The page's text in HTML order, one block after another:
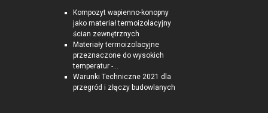
Kompozyt wapienno-konopny
jako materiał termoizolacyjny
ścian zewnętrznych
Materiały termoizolacyjne
przeznaczone do wysokich
temperatur -...
Warunki Techniczne 2021 dla
przegród i złączy budowlanych